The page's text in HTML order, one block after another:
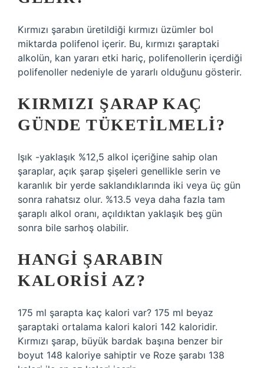
Kırmızı şarabın üretildiği kırmızı üzümler bol
miktarda polifenol içerir. Bu, kırmızı şaraptaki
alkolün, kan yararı etki hariç, polifenollerin içerdiği
polifenoller nedeniyle de yararlı olduğunu gösterir.
KIRMIZI ŞARAP KAÇ
GÜNDE TÜKETILMELI?
Işık -yaklaşık %12,5 alkol içeriğine sahip olan
şaraplar, açık şarap şişeleri genellikle serin ve
karanlık bir yerde saklandıklarında iki veya üç gün
sonra rahatsız olur. %13.5 veya daha fazla tam
şaraplı alkol oranı, açıldıktan yaklaşık beş gün
sonra bile sarhoş olabilir.
HANGI ŞARABIN
KALORISI AZ?
175 ml şarapta kaç kalori var? 175 ml beyaz
şaraptaki ortalama kalori kalori 142 kaloridir.
Kırmızı şarap, büyük bardak başına benzer bir
boyut 148 kaloriye sahiptir ve Roze şarabı 138